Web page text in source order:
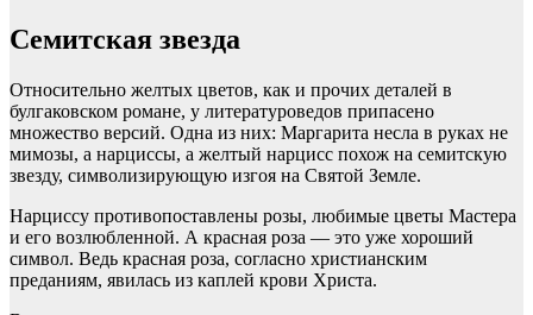
Семитская звезда
Относительно желтых цветов, как и прочих деталей в
булгаковском романе, у литературоведов припасено
множество версий. Одна из них: Маргарита несла в руках не
мимозы, а нарциссы, а желтый нарцисс похож на семитскую
звезду, символизирующую изгоя на Святой Земле.
Нарциссу противопоставлены розы, любимые цветы Мастера
и его возлюбленной. А красная роза — это уже хороший
символ. Ведь красная роза, согласно христианским
преданиям, явилась из каплей крови Христа.